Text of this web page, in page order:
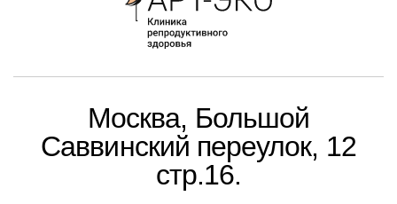
Москва, Большой
Саввинский переулок, 12
стр.16.